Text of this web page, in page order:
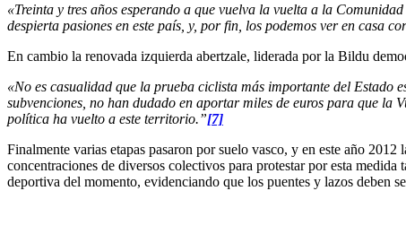
«Treinta y tres años esperando a que vuelva la vuelta a la
despierta pasiones en este país, y, por fin, los podemos ver en casa
En cambio la renovada izquierda abertzale, liderada por la Bildu
«No es casualidad que la prueba ciclista más importante del
subvenciones, no han dudado en aportar miles de euros para que
política ha vuelto a este territorio.”[7]
Finalmente varias etapas pasaron por suelo vasco, y en este año
concentraciones de diversos colectivos para protestar por esta
deportiva del momento, evidenciando que los puentes y lazos deben